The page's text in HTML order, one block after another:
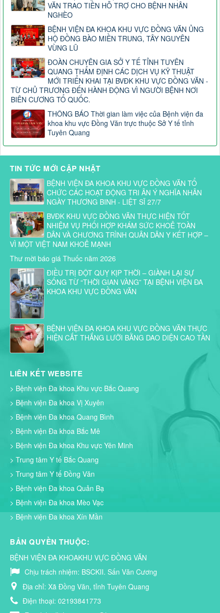
VĂN TRAO TIỀN HỖ TRỢ CHO BỆNH NHÂN
NGHÈO
BỆNH VIỆN ĐA KHOA KHU VỰC ĐỒNG VĂN ỦNG
HỘ ĐỒNG BÀO MIỀN TRUNG, TÂY NGUYÊN
VÙNG LŨ
ĐOÀN CHUYÊN GIA SỞ Y TẾ TỈNH TUYÊN
QUANG THẨM ĐỊNH CÁC DỊCH VỤ KỸ THUẬT
MỚI TRIỂN KHAI TẠI BVĐK KHU VỰC ĐỒNG VĂN -
TỪ CHỦ TRƯƠNG ĐẾN HÀNH ĐỘNG VÌ NGƯỜI BỆNH NƠI
BIÊN CƯƠNG TỔ QUỐC.
THÔNG BÁO Thời gian làm việc của Bệnh viện đa
khoa khu vực Đồng Văn trực thuộc Sở Y tế tỉnh
Tuyên Quang
TIN TỨC MỚI CẬP NHẬT
BỆNH VIỆN ĐA KHOA KHU VỰC ĐỒNG VĂN TỔ
CHỨC CÁC HOẠT ĐỘNG TRI ÂN Ý NGHĨA NHÂN
NGÀY THƯƠNG BINH - LIỆT SĨ 27/7
BVĐK KHU VỰC ĐỒNG VĂN THỰC HIỆN TỐT
NHIỆM VỤ PHỐI HỢP KHÁM SỨC KHOẺ TOÀN
DÂN VÀ CHƯƠNG TRÌNH QUÂN DÂN Y KẾT HỢP –
VÌ MỘT VIỆT NAM KHOẺ MẠNH
Thư mời báo giá Thuốc năm 2026
ĐIỀU TRỊ ĐỘT QUỴ KỊP THỜI – GIÀNH LẠI SỰ
SỐNG TỪ “THỜI GIAN VÀNG” TẠI BỆNH VIỆN ĐA
KHOA KHU VỰC ĐỒNG VĂN
BỆNH VIỆN ĐA KHOA KHU VỰC ĐỒNG VĂN THỰC
HIỆN CẮT THẮNG LƯỠI BẰNG DAO DIỆN CAO TẦN
LIÊN KẾT WEBSITE
> Bệnh viện Đa khoa Khu vực Bắc Quang
> Bệnh viện Đa khoa Vị Xuyên
> Bệnh viện Đa khoa Quang Bình
> Bệnh viện Đa khoa Bắc Mê
> Bệnh viện Đa khoa Khu vực Yên Minh
> Trung tâm Y tế Bắc Quang
> Trung tâm Y tế Đồng Văn
> Bệnh viện Đa khoa Quản Bạ
> Bệnh viện Đa khoa Mèo Vạc
> Bệnh viện Đa khoa Xín Mần
BẢN QUYỀN THUỘC:
BỆNH VIỆN ĐA KHOAKHU VỰC ĐỒNG VĂN
Chịu trách nhiệm: BSCKII. Sấn Văn Cương
Địa chỉ: Xã Đồng Văn, tỉnh Tuyên Quang
Điện thoại: 02193841773